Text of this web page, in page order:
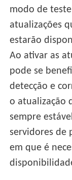
modo de
atualizações
estarão
Ao ativar as
pode se
detecção e
o atualização
sempre
servidores de
em que é